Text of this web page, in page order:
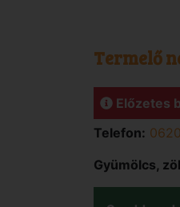
Termelő
Előzetes
Telefon:
Gyümölcs,